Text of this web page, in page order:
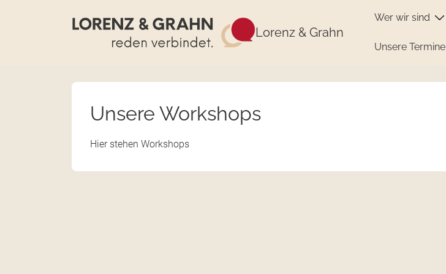
Lorenz & Grahn
Wer wir sind
Unsere Termine
Unsere Workshops
Hier stehen Workshops